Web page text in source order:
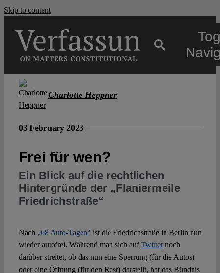
Skip to content
Open Access
Spotlight
Charlotte Heppner
03 February 2023
Frei für wen?
Ein Blick auf die rechtlichen
Hintergründe der „Flaniermeile
Friedrichstraße“
Nach „68 Auto-Tagen“ist die Friedrichstraße in Berlin nun
wieder autofrei. Während man sich aufTwitternoch
darüber streitet, ob das nun eine Sperrung (für die Autos)
oder eine Öffnung (für den Rest) darstellt, hat das Bündnis